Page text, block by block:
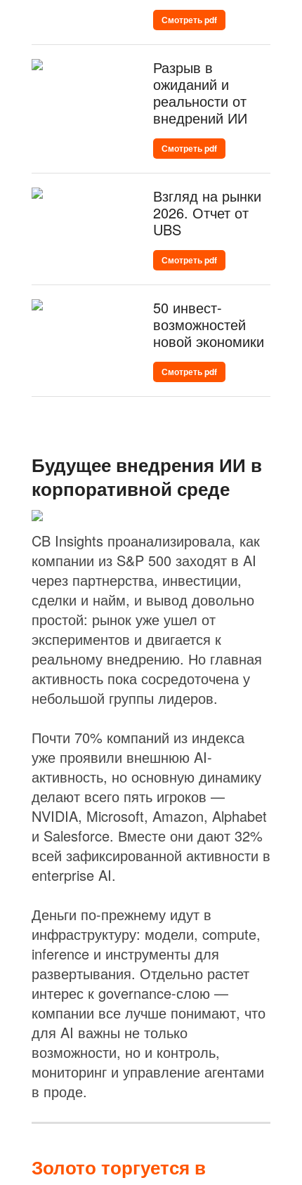
Смотреть pdf
Разрыв в
ожиданий и
реальности от
внедрений ИИ
Смотреть pdf
Взгляд на рынки
2026. Отчет от
UBS
Смотреть pdf
50 инвест-
возможностей
новой экономики
Смотреть pdf
Будущее внедрения ИИ в
корпоративной среде
CB Insights проанализировала, как
компании из S&P 500 заходят в AI
через партнерства, инвестиции,
сделки и найм, и вывод довольно
простой: рынок уже ушел от
экспериментов и двигается к
реальному внедрению. Но главная
активность пока сосредоточена у
небольшой группы лидеров.
Почти 70% компаний из индекса
уже проявили внешнюю AI-
активность, но основную динамику
делают всего пять игроков —
NVIDIA, Microsoft, Amazon, Alphabet
и Salesforce. Вместе они дают 32%
всей зафиксированной активности в
enterprise AI.
Деньги по-прежнему идут в
инфраструктуру: модели, compute,
inference и инструменты для
развертывания. Отдельно растет
интерес к governance-слою —
компании все лучше понимают, что
для AI важны не только
возможности, но и контроль,
мониторинг и управление агентами
в проде.
Золото торгуется в